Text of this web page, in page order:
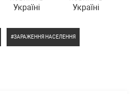
ЗАРАЖЕННЯ НАСЕЛЕННЯ